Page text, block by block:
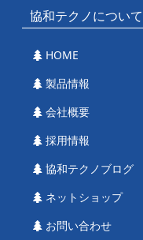
協和テクノについて
HOME
製品情報
会社概要
採用情報
協和テクノブログ
ネットショップ
お問い合わせ